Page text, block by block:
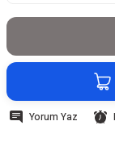
Yorum Yaz